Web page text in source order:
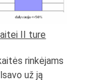
II ture
rinkėjams
už ją